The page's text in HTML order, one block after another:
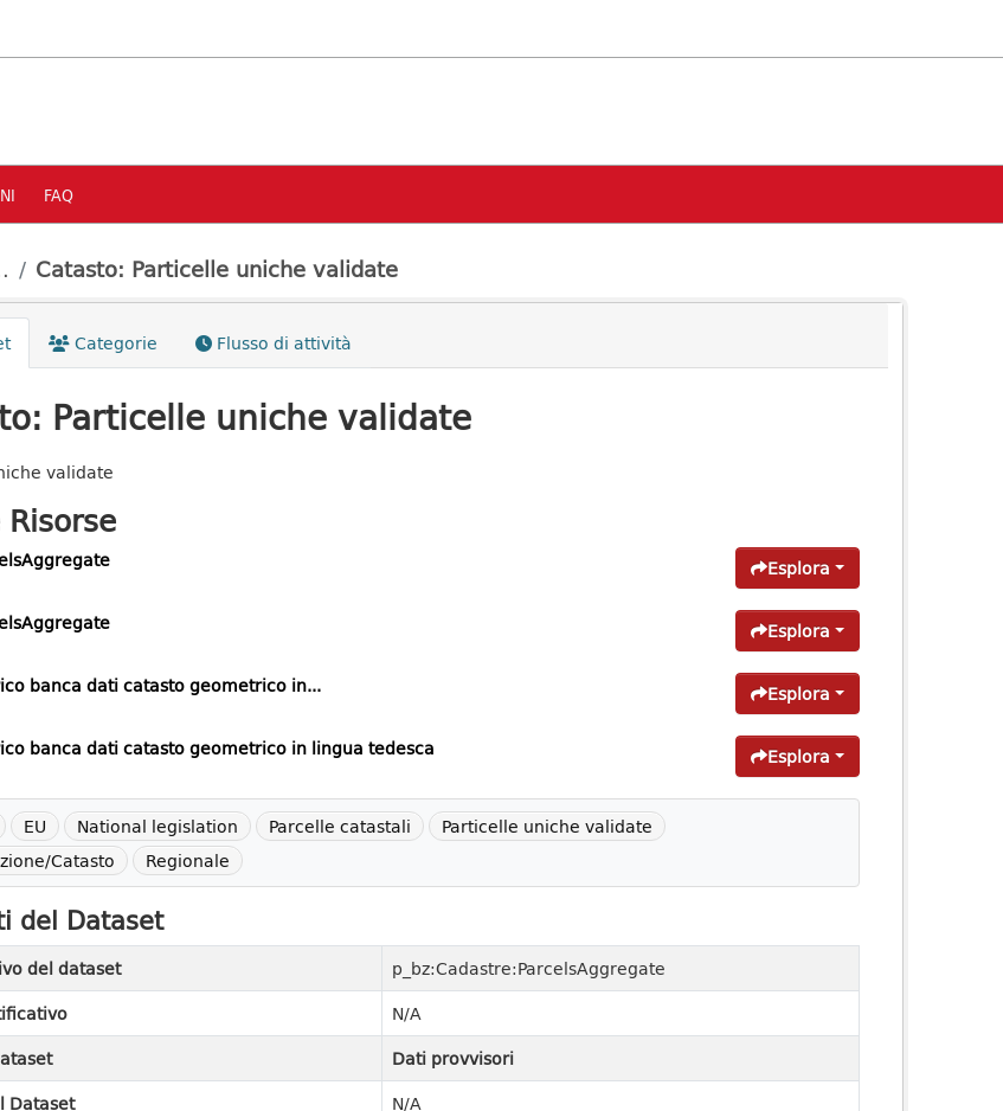
FAQ
Catasto: Particelle uniche validate
Categorie Flusso di attività
Particelle uniche validate
validate
Esplora
Esplora
banca dati catasto geometrico in... Esplora
banca dati catasto geometrico in lingua tedesca Esplora
EU National legislation Parcelle catastali
Particelle uniche validate
Catasto
Regionale
del Dataset
del dataset
p_bz:Cadastre:ParcelsAggregate
N/A
Dati provvisori
Dataset
N/A